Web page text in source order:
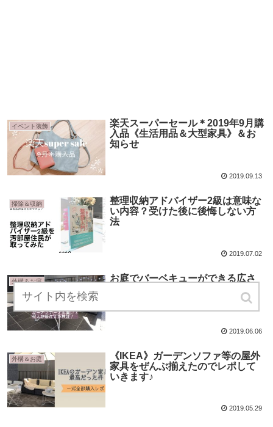
イベント装飾
楽天スーパーセール＊2019年9月購
入品《生活用品＆大型家具》＆お
知らせ
2019.09.13
掃除＆収納
整理収納アドバイザー2級は意味な
い内容？受けた後に後悔しない方
法
2019.07.02
外構＆お庭
お庭でバーベキューができる広さ
2019.06.06
外構＆お庭
《IKEA》ガーデンソファ等の屋外
家具をぜんぶ揃えたのでレポして
いきます♪
2019.05.29